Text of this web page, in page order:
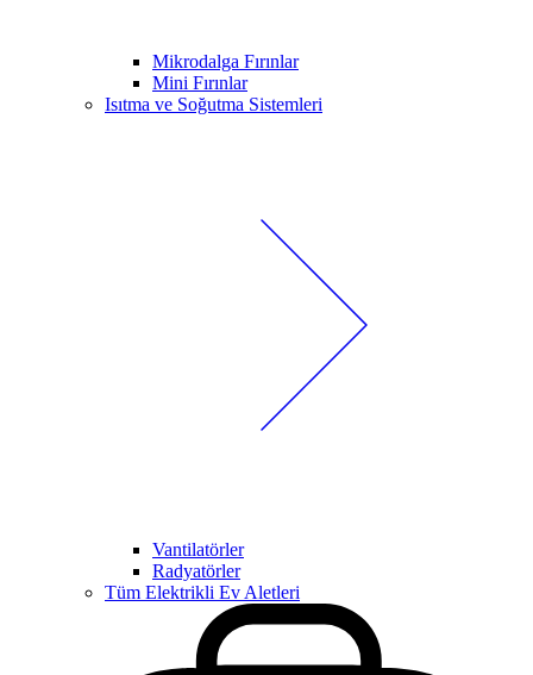
Mikrodalga Fırınlar
Mini Fırınlar
Isıtma ve Soğutma Sistemleri
Vantilatörler
Radyatörler
Tüm Elektrikli Ev Aletleri